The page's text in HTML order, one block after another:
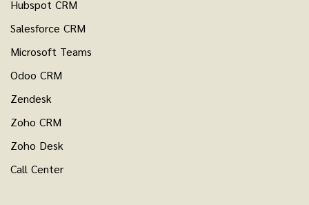
Hubspot CRM
Salesforce CRM
Microsoft Teams
Odoo CRM
Zendesk
Zoho CRM
Zoho Desk
Call Center